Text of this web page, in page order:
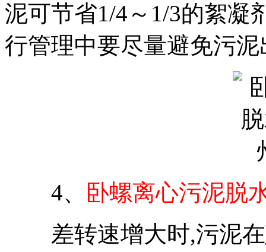
泥可节省1/4～1/3的絮凝
行管理中要尽量避免污
4、
卧螺离心污泥脱
差转速增大时,污泥在